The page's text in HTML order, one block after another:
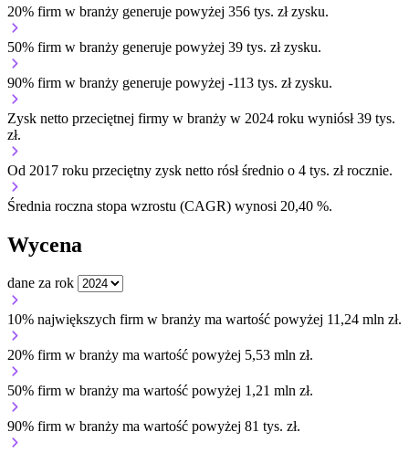
20% firm w branży generuje powyżej 356 tys. zł zysku.
50% firm w branży generuje powyżej 39 tys. zł zysku.
90% firm w branży generuje powyżej -113 tys. zł zysku.
Zysk netto przeciętnej firmy w branży w 2024 roku wyniósł 39 tys.
zł.
Od 2017 roku przeciętny zysk netto rósł średnio o 4 tys. zł rocznie.
Średnia roczna stopa wzrostu (CAGR) wynosi 20,40 %.
Wycena
dane za rok
10% największych firm w branży ma wartość powyżej 11,24 mln zł.
20% firm w branży ma wartość powyżej 5,53 mln zł.
50% firm w branży ma wartość powyżej 1,21 mln zł.
90% firm w branży ma wartość powyżej 81 tys. zł.